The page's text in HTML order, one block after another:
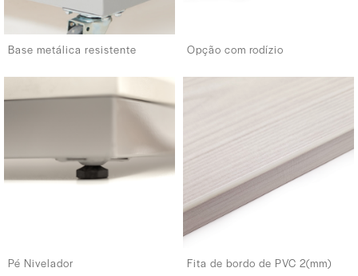
Base metálica resistente Opção com rodízio
Pé Nivelador Fita de bordo de PVC 2(mm)